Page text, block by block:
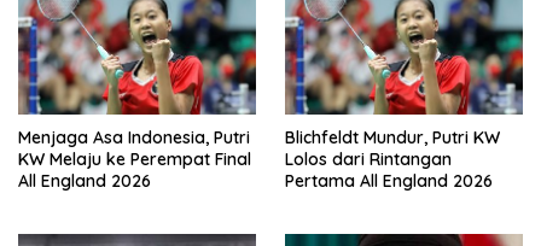
Menjaga Asa Indonesia, Putri
KW Melaju ke Perempat Final
All England 2026
Blichfeldt Mundur, Putri KW
Lolos dari Rintangan
Pertama All England 2026